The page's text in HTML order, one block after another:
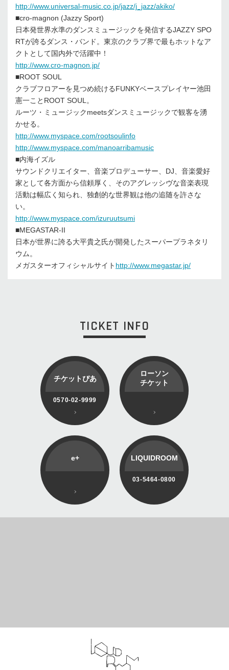
http://www.universal-music.co.jp/jazz/j_jazz/akiko/
■cro-magnon (Jazzy Sport)
日本発世界水準のダンスミュージックを発信するJAZZY SPO
RTが誇るダンス・バンド。東京のクラブ界で最もホットなア
クトとして国内外で活躍中！
http://www.cro-magnon.jp/
■ROOT SOUL
クラブフロアーを見つめ続けるFUNKYベースプレイヤー池田
憲一ことROOT SOUL。
ルーツ・ミュージックmeetsダンスミュージックで観客を湧
かせる。
http://www.myspace.com/rootsoulinfo
http://www.myspace.com/manoarribamusic
■内海イズル
サウンドクリエイター、音楽プロデューサー、DJ、音楽愛好
家として各方面から信頼厚く、そのアグレッシヴな音楽表現
活動は幅広く知られ、独創的な世界観は他の追随を許さな
い。
http://www.myspace.com/izuruutsumi
■MEGASTAR-II
日本が世界に誇る大平貴之氏が開発したスーパープラネタリ
ウム。
メガスターオフィシャルサイト http://www.megastar.jp/
TICKET INFO
チケットぴあ
0570-02-9999
ローソン
チケット
e+ LIQUIDROOM
03-5464-0800